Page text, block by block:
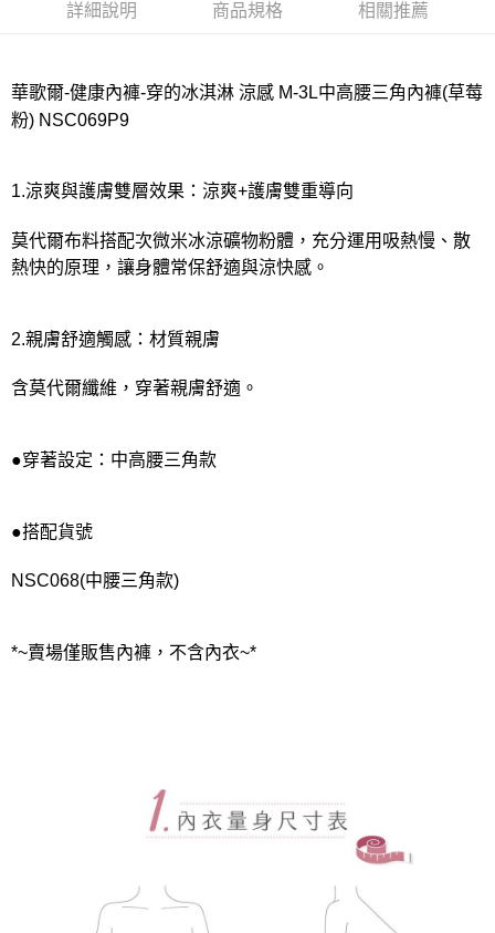
付款後門市自取
每筆NT$80，滿NT$1,000(含以上)免運費
詳細說明 商品規格 相關推薦
華歌爾-健康內褲-穿的冰淇淋 涼感 M-3L中高腰三角內褲(草莓
粉) NSC069P9
1.涼爽與護膚雙層效果：涼爽+護膚雙重導向
莫代爾布料搭配次微米冰涼礦物粉體，充分運用吸熱慢、散
熱快的原理，讓身體常保舒適與涼快感。
2.親膚舒適觸感：材質親膚
含莫代爾纖維，穿著親膚舒適。
●穿著設定：中高腰三角款
●搭配貨號
NSC068(中腰三角款)
*~賣場僅販售內褲，不含內衣~*